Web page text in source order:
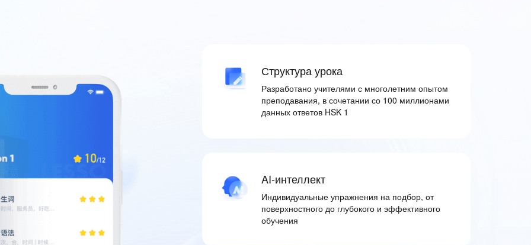
Структура урока
Разработано учителями с многолетним опытом
преподавания, в сочетании со 100 миллионами
данных ответов HSK 1
AI-интеллект
Индивидуальные упражнения на подбор, от
поверхностного до глубокого и эффективного
обучения